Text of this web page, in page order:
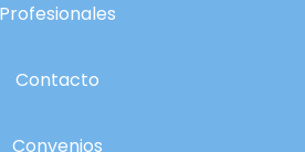
Profesionales
Contacto
Convenios